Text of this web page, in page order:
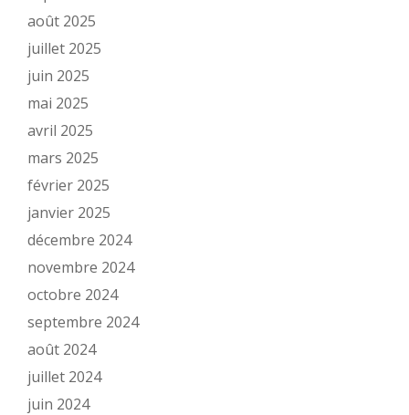
août 2025
juillet 2025
juin 2025
mai 2025
avril 2025
mars 2025
février 2025
janvier 2025
décembre 2024
novembre 2024
octobre 2024
septembre 2024
août 2024
juillet 2024
juin 2024